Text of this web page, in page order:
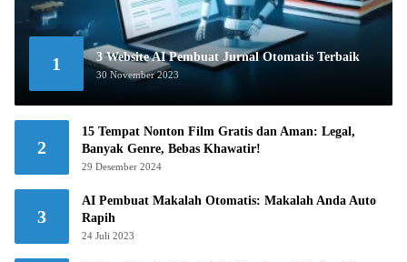
1 3 Website AI Pembuat Jurnal Otomatis Terbaik
30 November 2023
2
15 Tempat Nonton Film Gratis dan Aman: Legal,
Banyak Genre, Bebas Khawatir!
29 Desember 2024
3
AI Pembuat Makalah Otomatis: Makalah Anda Auto
Rapih
24 Juli 2023